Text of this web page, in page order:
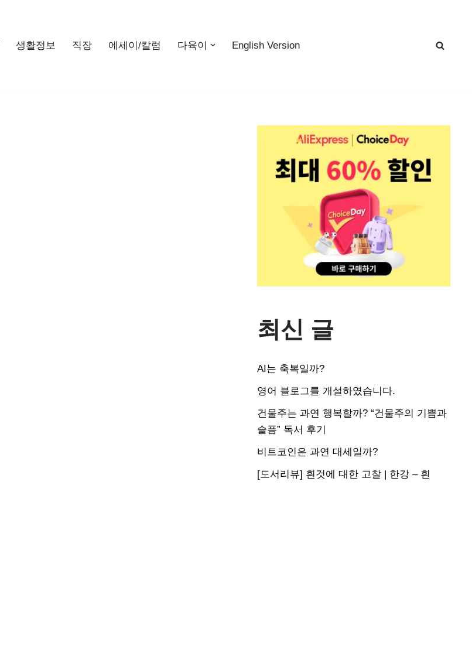
생활정보 직장 에세이/칼럼 다육이 English Version
최신 글
AI는 축복일까?
영어 블로그를 개설하였습니다.
건물주는 과연 행복할까? “건물주의 기쁨과
슬픔” 독서 후기
비트코인은 과연 대세일까?
[도서리뷰] 흰것에 대한 고찰 | 한강 – 흰